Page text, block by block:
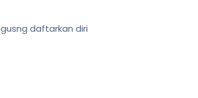
daftarkan diri